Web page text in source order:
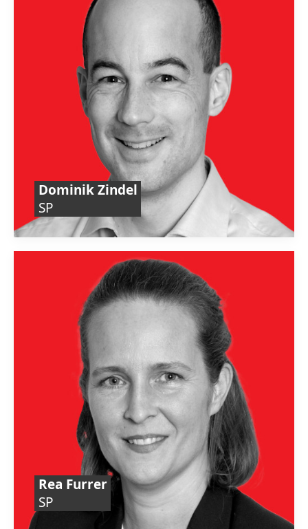
Dominik Zindel
SP
Rea Furrer
SP